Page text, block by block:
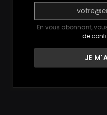
En vous abonnant,
de